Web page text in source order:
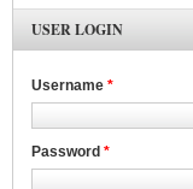
USER LOGIN
Username *
Password *